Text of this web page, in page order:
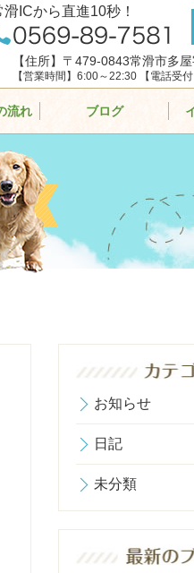
滑ICから直進10秒！
【住所】〒479-0843常滑市多
【営業時間】6:00～22:30 【電話受
流れ ブログ
お知らせ
日記
未分類